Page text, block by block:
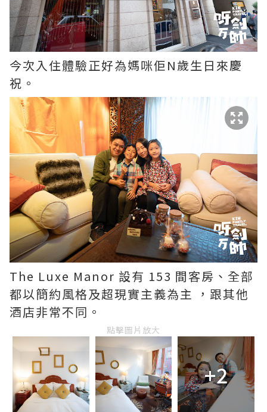
今次入住體驗正好為媽咪佢N歲生日來慶
祝。
The Luxe Manor 設有 153 間客房、全部
都以簡約風格及超現實主義為主 ，跟其他
酒店非常不同。
點擊圖片放大
+2